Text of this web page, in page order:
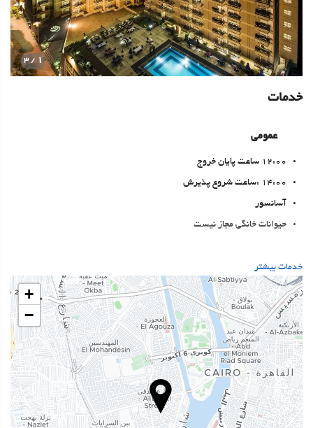
1
/ 3
خدمات
عمومی
12:00 ساعت پایان خروج
14:00 :ساعت شروع پذیرش
آسانسور
حیوانات خانگی مجاز نیست
بهداشت و سلامتی
اسپا
Turkish/Steam Bath
سونا
باشگاه
خدمات پذیرش
24-Hour Front Desk
خدمات بیشتر
+
−